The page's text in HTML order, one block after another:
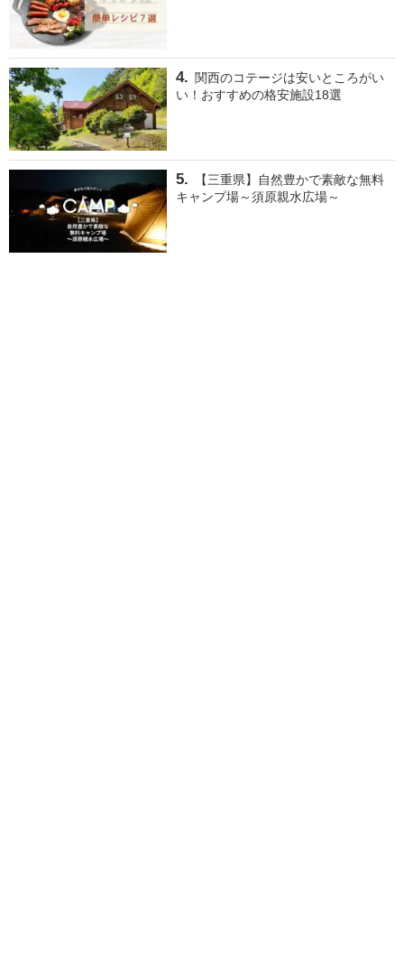
関西のコテージは安いところがい
い！おすすめの格安施設18選
【三重県】自然豊かで素敵な無料
キャンプ場～須原親水広場～